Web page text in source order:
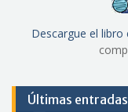
Descargue el libro
Últimas entradas